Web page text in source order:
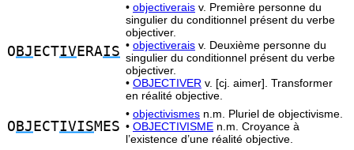
O BJ ECTIVERAIS
• objectiverais v. Première personne du
singulier du conditionnel présent du verbe
objectiver.
• objectiverais v. Deuxième personne du
singulier du conditionnel présent du verbe
objectiver.
• OBJECTIVER v. [cj. aimer]. Transformer
en réalité objective.
O BJ ECTIVISMES
• objectivismes n.m. Pluriel de objectivisme.
• OBJECTIVISME n.m. Croyance à
l’existence d’une réalité objective.